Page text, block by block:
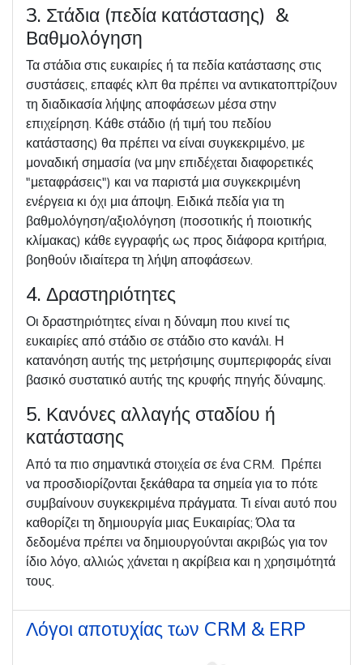
3. Στάδια (πεδία κατάστασης) &
Βαθμολόγηση
Τα στάδια στις ευκαιρίες ή τα πεδία κατάστασης στις
συστάσεις, επαφές κλπ θα πρέπει να αντικατοπτρίζουν
τη διαδικασία λήψης αποφάσεων μέσα στην
επιχείρηση. Κάθε στάδιο (ή τιμή του πεδίου
κατάστασης) θα πρέπει να είναι συγκεκριμένο, με
μοναδική σημασία (να μην επιδέχεται διαφορετικές
"μεταφράσεις") και να παριστά μια συγκεκριμένη
ενέργεια κι όχι μια άποψη. Ειδικά πεδία για τη
βαθμολόγηση/αξιολόγηση (ποσοτικής ή ποιοτικής
κλίμακας) κάθε εγγραφής ως προς διάφορα κριτήρια,
βοηθούν ιδιαίτερα τη λήψη αποφάσεων.
4. Δραστηριότητες
Οι δραστηριότητες είναι η δύναμη που κινεί τις
ευκαιρίες από στάδιο σε στάδιο στο κανάλι. Η
κατανόηση αυτής της μετρήσιμης συμπεριφοράς είναι
βασικό συστατικό αυτής της κρυφής πηγής δύναμης.
5. Κανόνες αλλαγής σταδίου ή
κατάστασης
Από τα πιο σημαντικά στοιχεία σε ένα CRM. Πρέπει
να προσδιορίζονται ξεκάθαρα τα σημεία για το πότε
συμβαίνουν συγκεκριμένα πράγματα. Τι είναι αυτό που
καθορίζει τη δημιουργία μιας Ευκαιρίας; Όλα τα
δεδομένα πρέπει να δημιουργούνται ακριβώς για τον
ίδιο λόγο, αλλιώς χάνεται η ακρίβεια και η χρησιμότητά
τους.
Λόγοι αποτυχίας των CRM & ERP